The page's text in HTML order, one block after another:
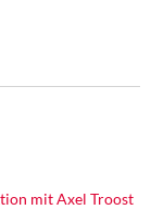
mit Axel Troost